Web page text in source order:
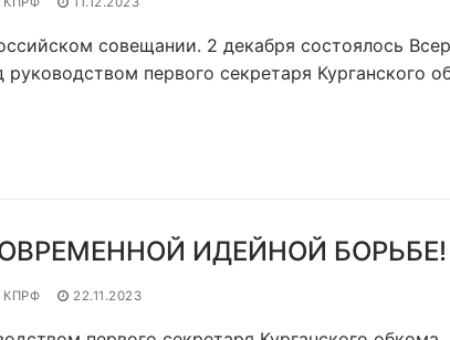
совещании. 2 декабря состоялось
первого секретаря Курганского
ИДЕЙНОЙ БОРЬБЕ!
22.11.2023